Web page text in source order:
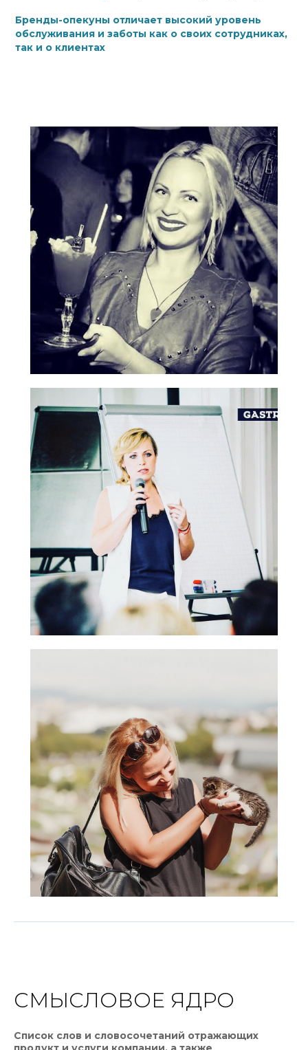
Бренды-опекуны отличает высокий уровень
обслуживания и заботы как о своих сотрудниках,
так и о клиентах
СМЫСЛОВОЕ ЯДРО
Список слов и словосочетаний отражающих